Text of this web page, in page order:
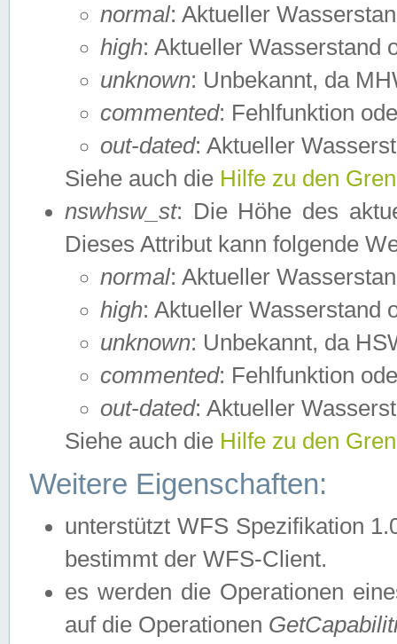
normal: Aktueller
high: Aktueller Wasserstand
unknown: Unbekannt, da
commented: Fehlfunktion
out-dated: Aktueller
Siehe auch die Hilfe zu den
nswhsw_st: Die Höhe des
Dieses Attribut kann folgende
normal: Aktueller
high: Aktueller Wasserstand
unknown: Unbekannt, da
commented: Fehlfunktion
out-dated: Aktueller
Siehe auch die Hilfe zu den
Weitere Eigenschaften:
unterstützt WFS Spezifikation
bestimmt der WFS-Client.
es werden die Operationen
auf die Operationen